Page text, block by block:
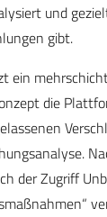
und
gibt.
ein
die
der Zugriff